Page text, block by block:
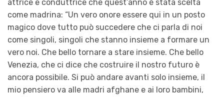
attrice e conduttrice che quest’anno è stata scelta
come madrina: “Un vero onore essere qui in un posto
magico dove tutto può succedere che ci parla di noi
come singoli, singoli che stanno insieme a formare un
vero noi. Che bello tornare a stare insieme. Che bello
Venezia, che ci dice che costruire il nostro futuro è
ancora possibile. Si può andare avanti solo insieme, il
mio pensiero va alle madri afghane e ai loro bambini,